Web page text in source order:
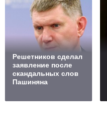
Решетников cделал
заявление после
скандальных слов
Пашиняна